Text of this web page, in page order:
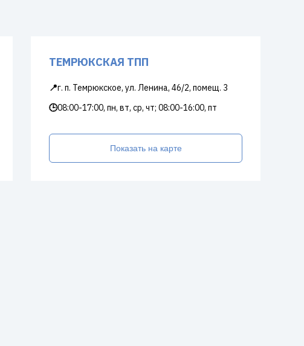
ТЕМРЮКСКАЯ ТПП
📍г. п. Темрюкское, ул. Ленина, 46/2, помещ. 3
🕒08:00-17:00, пн, вт, ср, чт; 08:00-16:00, пт
Показать на карте